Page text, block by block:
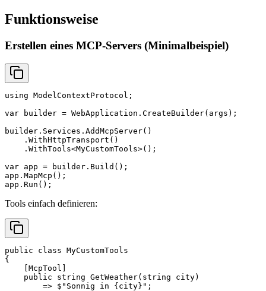
Funktionsweise
Erstellen eines MCP-Servers (Minimalbeispiel)
using ModelContextProtocol;
var builder = WebApplication.CreateBuilder(args);
builder.Services.AddMcpServer()
    .WithHttpTransport()
    .WithTools<MyCustomTools>();
var app = builder.Build();
app.MapMcp();
Tools einfach definieren:
public class MyCustomTools
{
    [McpTool]
    public string GetWeather(string city)
        => $"Sonnig in {city}";